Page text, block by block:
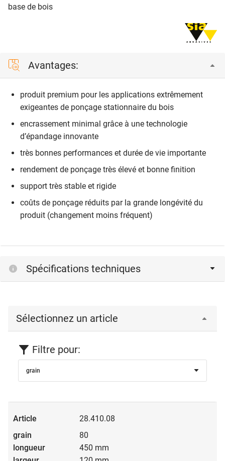
base de bois
Avantages:
produit premium pour les applications extrêmement
exigeantes de ponçage stationnaire du bois
encrassement minimal grâce à une technologie
d’épandage innovante
très bonnes performances et durée de vie importante
rendement de ponçage très élevé et bonne finition
support très stable et rigide
coûts de ponçage réduits par la grande longévité du
produit (changement moins fréquent)
Spécifications techniques
Sélectionnez un article
Filtre pour:
grain
28.410.08
80
450 mm